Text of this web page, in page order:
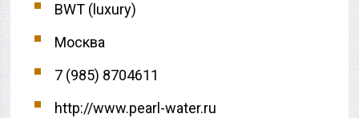
BWT (luxury)
Москва
7 (985) 8704611
http://www.pearl-water.ru